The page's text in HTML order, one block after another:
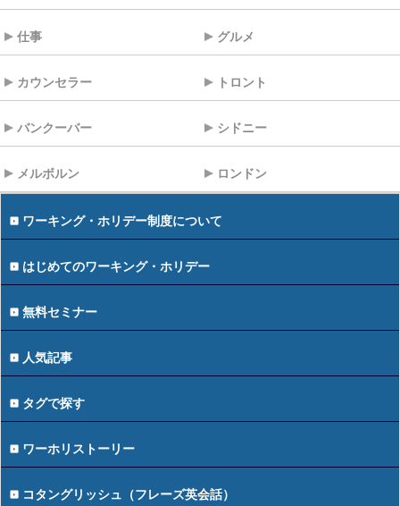
仕事 グルメ
カウンセラー トロント
バンクーバー シドニー
メルボルン ロンドン
ワーキング・ホリデー制度について
はじめてのワーキング・ホリデー
無料セミナー
人気記事
タグで探す
ワーホリストーリー
コタングリッシュ（フレーズ英会話）